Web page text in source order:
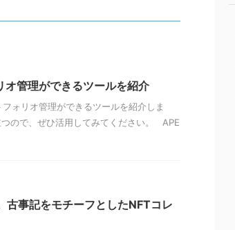
管理ができるツールを紹介
ォリオ管理ができるツールを紹介しま
ので、ぜひ活用してみてください。 APE
事記をモチーフとしたNFTコレ